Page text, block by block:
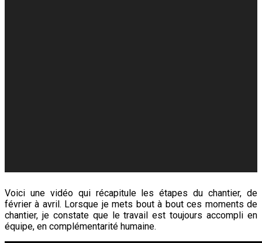
Voici une vidéo qui récapitule les étapes du chantier, de
février à avril. Lorsque je mets bout à bout ces moments de
chantier, je constate que le travail est toujours accompli en
équipe, en complémentarité humaine.